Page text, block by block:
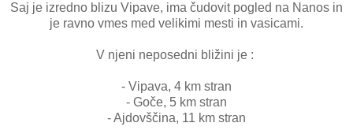
Saj je izredno blizu Vipave, ima čudovit pogled na Nanos in
je ravno vmes med velikimi mesti in vasicami.
V njeni neposedni bližini je :
- Vipava, 4 km stran
- Goče, 5 km stran
- Ajdovščina, 11 km stran